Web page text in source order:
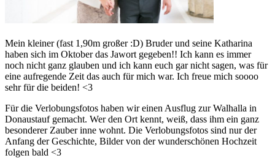
Mein kleiner (fast 1,90m großer :D) Bruder und seine Katharina
haben sich im Oktober das Jawort gegeben!! Ich kann es immer
noch nicht ganz glauben und ich kann euch gar nicht sagen, was für
eine aufregende Zeit das auch für mich war. Ich freue mich soooo
sehr für die beiden! <3
Für die Verlobungsfotos haben wir einen Ausflug zur Walhalla in
Donaustauf gemacht. Wer den Ort kennt, weiß, dass ihm ein ganz
besonderer Zauber inne wohnt. Die Verlobungsfotos sind nur der
Anfang der Geschichte, Bilder von der wunderschönen Hochzeit
folgen bald <3